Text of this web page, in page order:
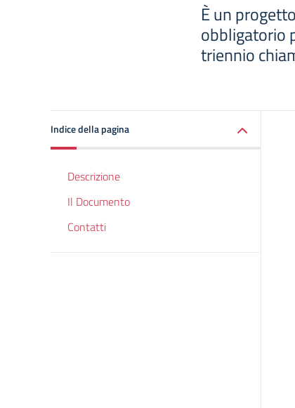
È un
obbligatorio
triennio
Indice della pagina
Descrizione
Il Documento
Contatti